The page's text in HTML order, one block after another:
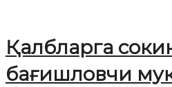
Қалбларга
бағишловчи